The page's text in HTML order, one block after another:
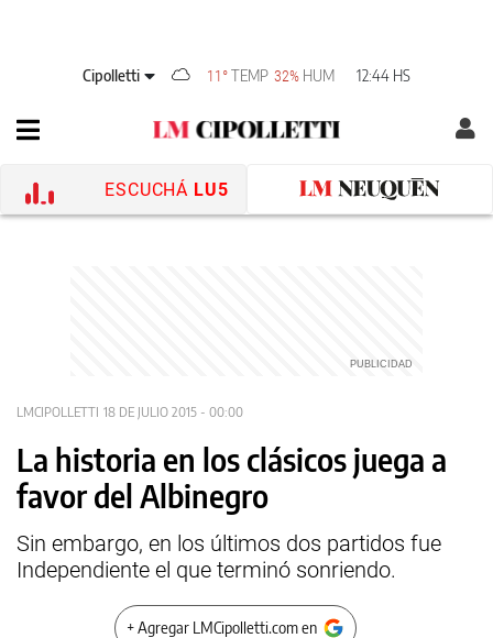
Cipolletti 11° TEMP 32% HUM 12:44 HS
ESCUCHÁ LU5
LMCIPOLLETTI 18 DE JULIO 2015 - 00:00
La historia en los clásicos juega a
favor del Albinegro
Sin embargo, en los últimos dos partidos fue
Independiente el que terminó sonriendo.
+ Agregar LMCipolletti.com en